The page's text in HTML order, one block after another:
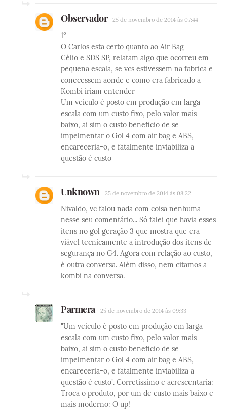
Observador 25 de novembro de 2014 às 07:44
1º
O Carlos esta certo quanto ao Air Bag
Célio e SDS SP, relatam algo que ocorreu em
pequena escala, se vcs estivessem na fabrica e
conecessem aonde e como era fabricado a
Kombi iriam entender
Um veículo é posto em produção em larga
escala com um custo fixo, pelo valor mais
baixo, ai sim o custo beneficio de se
impelmentar o Gol 4 com air bag e ABS,
encareceria-o, e fatalmente inviabiliza a
questão é custo
Unknown 25 de novembro de 2014 às 08:22
Nivaldo, vc falou nada com coisa nenhuma
nesse seu comentário... Só falei que havia esses
itens no gol geração 3 que mostra que era
viável tecnicamente a introdução dos itens de
segurança no G4. Agora com relação ao custo,
é outra conversa. Além disso, nem citamos a
kombi na conversa.
Parmera 25 de novembro de 2014 às 09:33
"Um veículo é posto em produção em larga
escala com um custo fixo, pelo valor mais
baixo, ai sim o custo beneficio de se
impelmentar o Gol 4 com air bag e ABS,
encareceria-o, e fatalmente inviabiliza a
questão é custo". Corretíssimo e acrescentaria:
Troca o produto, por um de custo mais baixo e
mais moderno: O up!